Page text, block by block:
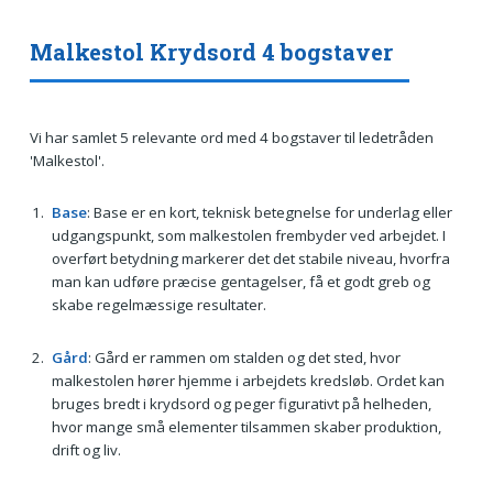
Malkestol Krydsord 4 bogstaver
Vi har samlet 5 relevante ord med 4 bogstaver til ledetråden
'Malkestol'.
Base: Base er en kort, teknisk betegnelse for underlag eller
udgangspunkt, som malkestolen frembyder ved arbejdet. I
overført betydning markerer det det stabile niveau, hvorfra
man kan udføre præcise gentagelser, få et godt greb og
skabe regelmæssige resultater.
Gård: Gård er rammen om stalden og det sted, hvor
malkestolen hører hjemme i arbejdets kredsløb. Ordet kan
bruges bredt i krydsord og peger figurativt på helheden,
hvor mange små elementer tilsammen skaber produktion,
drift og liv.